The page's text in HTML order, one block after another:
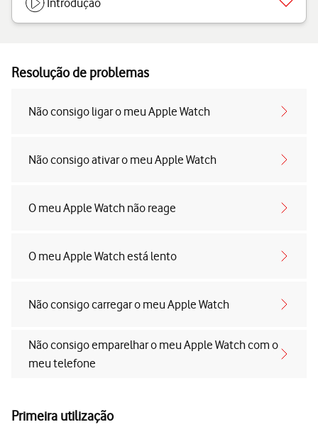
Introdução
Resolução de problemas
Não consigo ligar o meu Apple Watch
Não consigo ativar o meu Apple Watch
O meu Apple Watch não reage
O meu Apple Watch está lento
Não consigo carregar o meu Apple Watch
Não consigo emparelhar o meu Apple Watch com o
meu telefone
Primeira utilização